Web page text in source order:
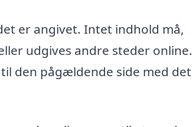
er angivet. Intet indhold må,
udgives andre steder
den pågældende side med det